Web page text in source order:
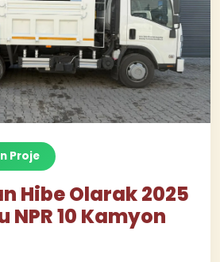
Proje
Hibe Olarak 2025
NPR 10 Kamyon